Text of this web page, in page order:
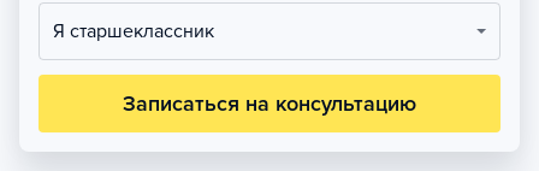
Я старшеклассник
Записаться на консультацию